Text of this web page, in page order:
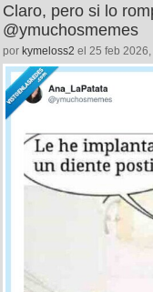
Claro, pero si lo
@ymuchosmemes
por kymeloss2 el 25 feb